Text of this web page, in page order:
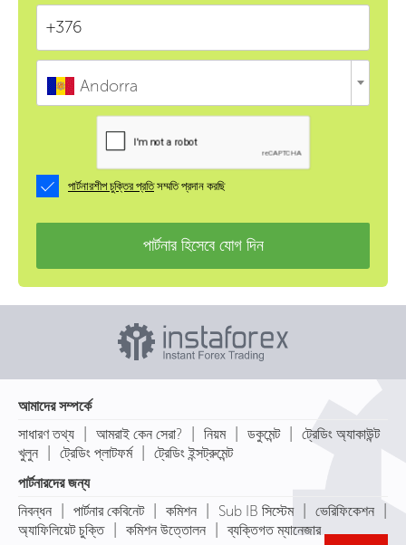
Andorra
পার্টনারশীপ চুক্তির প্রতিসম্মতি প্রদান করছি
পার্টনার হিসেবে যোগ দিন
আমাদের সম্পর্কে
সাধারণ তথ্য | আমরাই কেন সেরা? | নিয়ম | ডকুমেন্ট | ট্রেডিং অ্যাকাউন্ট
খুলুন | ট্রেডিং প্লাটফর্ম | ট্রেডিং ইন্সট্রুমেন্ট
পার্টনারদের জন্য
নিবন্ধন | পার্টনার কেবিনেট | কমিশন | Sub IB সিস্টেম | ভেরিফিকেশন |
অ্যাফিলিয়েট চুক্তি | কমিশন উত্তোলন | ব্যক্তিগত ম্যানেজার